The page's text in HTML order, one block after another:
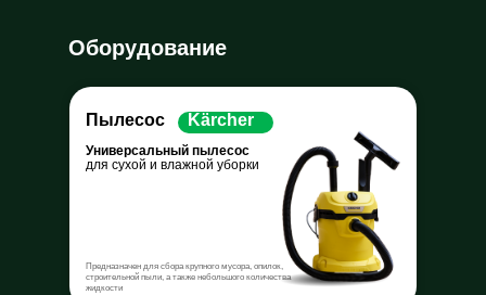
Оборудование
Предназначен для сбора крупного мусора, опилок,
строительной пыли, а также небольшого количества
жидкости
Универсальный пылесос
для сухой и влажной уборки
Пылесос Kärcher